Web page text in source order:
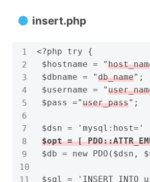
insert.php
<?php try {
$hostname = "
$dbname = "db_name";
$username = "
$pass ="user_pass";
$dsn = 'mysql:host='
$db = new PDO($dsn,
$sql = 'INSERT INTO